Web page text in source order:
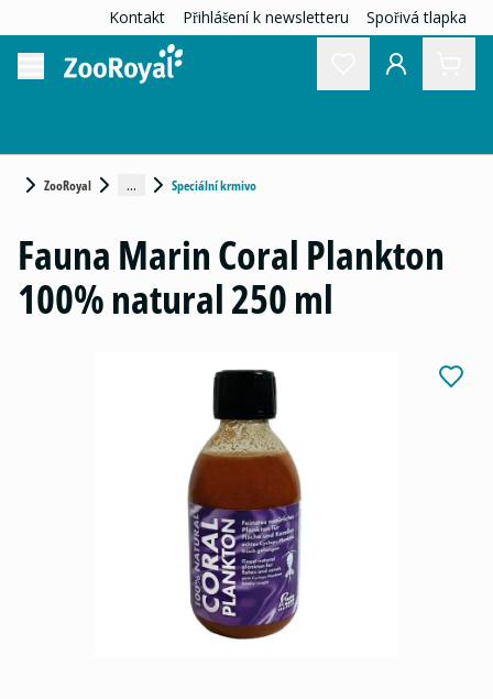
Kontakt Přihlášení k newsletteru Spořivá tlapka
ZooRoyal ... Speciální krmivo
Fauna Marin Coral Plankton
100% natural 250 ml